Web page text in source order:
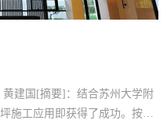
施工应用即获得了成功。按本